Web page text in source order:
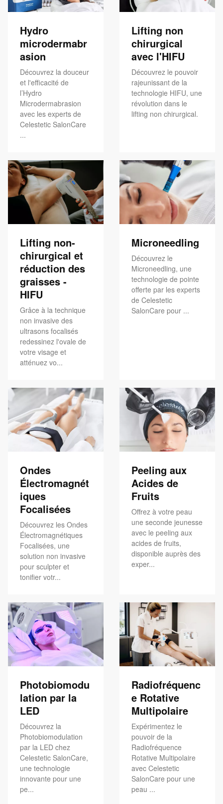
Hydro
microdermabr
asion
Découvrez la douceur
et l'efficacité de
l’Hydro
Microdermabrasion
avec les experts de
Celestetic SalonCare
...
Lifting non
chirurgical
avec l'HIFU
Découvrez le pouvoir
rajeunissant de la
technologie HIFU, une
révolution dans le
lifting non chirurgical.
Lifting non-
chirurgical et
réduction des
graisses -
HIFU
Grâce à la technique
non invasive des
ultrasons focalisés
redessinez l'ovale de
votre visage et
atténuez vo...
Microneedling
Découvrez le
Microneedling, une
technologie de pointe
offerte par les experts
de Celestetic
SalonCare pour ...
Ondes
Électromagnét
iques
Focalisées
Découvrez les Ondes
Électromagnétiques
Focalisées, une
solution non invasive
pour sculpter et
tonifier votr...
Peeling aux
Acides de
Fruits
Offrez à votre peau
une seconde jeunesse
avec le peeling aux
acides de fruits,
disponible auprès des
exper...
Photobiomodu
lation par la
LED
Découvrez la
Photobiomodulation
par la LED chez
Celestetic SalonCare,
une technologie
innovante pour une
pe...
Radiofréquenc
e Rotative
Multipolaire
Expérimentez le
pouvoir de la
Radiofréquence
Rotative Multipolaire
avec Celestetic
SalonCare pour une
peau ...